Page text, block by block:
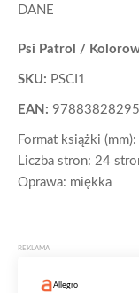
DANE
Psi Patrol /
SKU: PSCI1
EAN:
Format książki
Liczba stron: 24
Oprawa: miękka